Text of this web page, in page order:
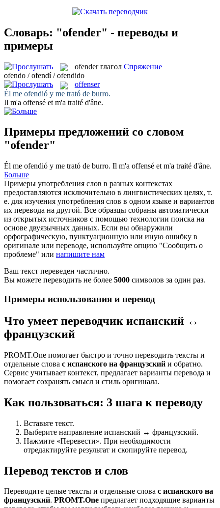
Словарь: "ofender" - переводы и
примеры
ofender глагол Спряжение
ofendo / ofendí / ofendido
offenser
Él me ofendió y me trató de burro.
Il m'a offensé et m'a traité d'âne.
Примеры предложений со словом
"ofender"
Él me ofendió y me trató de burro. Il m'a offensé et m'a traité d'âne.
Больше
Примеры употребления слов в разных контекстах
предоставляются исключительно в лингвистических целях, т.
е. для изучения употребления слов в одном языке и вариантов
их перевода на другой. Все образцы собраны автоматически
из открытых источников с помощью технологии поиска на
основе двуязычных данных. Если вы обнаружили
орфографическую, пунктуационную или иную ошибку в
оригинале или переводе, используйте опцию "Сообщить о
проблеме" или напишите нам
Ваш текст переведен частично.
Вы можете переводить не более 5000 символов за один раз.
Примеры использования и перевод
Что умеет переводчик испанский ↔
французский
PROMT.One помогает быстро и точно переводить тексты и
отдельные слова с испанского на французский и обратно.
Сервис учитывает контекст, предлагает варианты перевода и
помогает сохранять смысл и стиль оригинала.
Как пользоваться: 3 шага к переводу
Вставьте текст.
Выберите направление испанский ↔ французский.
Нажмите «Перевести». При необходимости
отредактируйте результат и скопируйте перевод.
Перевод текстов и слов
Переводите целые тексты и отдельные слова с испанского на
французский. PROMT.One предлагает подходящие варианты